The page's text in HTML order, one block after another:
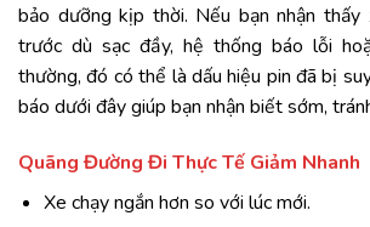
bảo dưỡng kịp thời. Nếu bạn nhận
trước dù sạc đầy, hệ thống báo lỗi
thường, đó có thể là dấu hiệu pin đã bị
báo dưới đây giúp bạn nhận biết sớm,
Quãng Đường Đi Thực Tế Giảm Nhanh
Xe chạy ngắn hơn so với lúc mới.